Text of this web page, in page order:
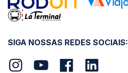
SIGA NOSSAS REDES SOCIAIS: